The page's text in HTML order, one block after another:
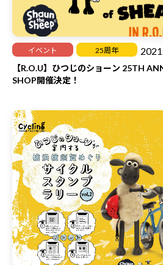
イベント 25周年
【R.O.U】ひつじのショーン 25TH
SHOP開催決定！